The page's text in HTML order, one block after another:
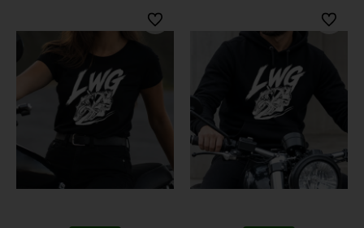
Do ulubionych Do